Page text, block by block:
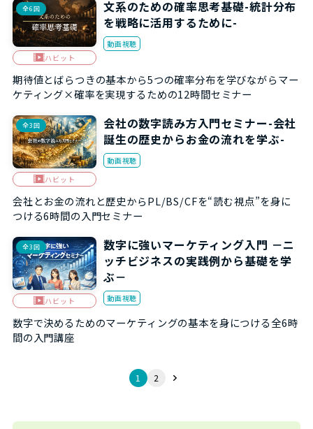
全6回
ハビット
文系のための確率思考基礎-統計分布
を戦略に活用するために-
動画視聴
期待値とばらつきの基本から5つの確率分布を学びながらマー
ケティング×確率を実現するための12時間セミナー
全3回
ハビット
会社の数字読み方入門セミナー-会社
誕生の歴史からお金の流れを学ぶ-
動画視聴
会社とお金の流れと歴史からPL/BS/CFを“読む視点”を身に
つける6時間の入門セミナー
全3回
ハビット
数字に強いマーケティング入門 －ニ
ッチビジネスの実践例から基礎を学
ぶ－
動画視聴
数字で決めるためのマーケティングの基本を身につける全6時
間の入門講座
1 2